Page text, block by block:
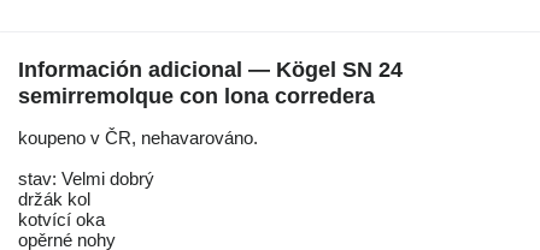
Información adicional — Kögel SN 24
semirremolque con lona corredera
koupeno v ČR, nehavarováno.
stav: Velmi dobrý
držák kol
kotvící oka
opěrné nohy